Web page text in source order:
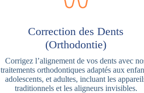
Correction des Dents
(Orthodontie)
Corrigez l’alignement de vos dents avec
traitements orthodontiques adaptés aux
adolescents, et adultes, incluant les
traditionnels et les aligneurs invisibles.